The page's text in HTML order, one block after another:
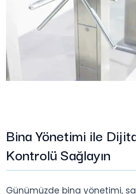
Bina Yönetimi ile
Kontrolü Sağlayın
Günümüzde bina yönetimi,